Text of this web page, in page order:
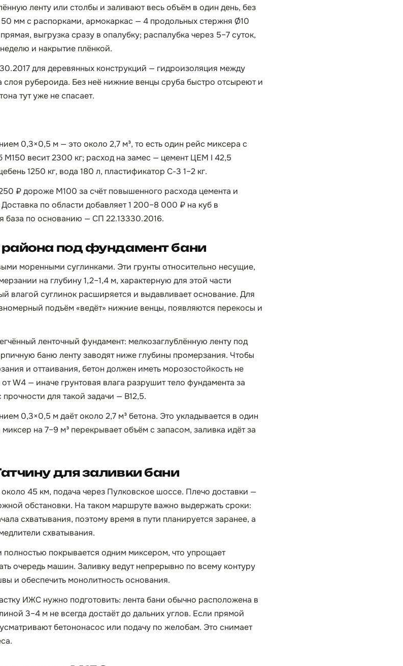
ленту или столбы и заливают весь объём в один день, без
мм с распорками, армокаркас — 4 продольных стержня Ø10
выгрузка сразу в опалубку; распалубка через 5–7 суток,
и накрытие плёнкой.
для деревянных конструкций — гидроизоляция между
рубероида. Без неё нижние венцы сруба быстро отсыреют и
тут уже не спасает.
0,3×0,5 м — это около 2,7 м³, то есть один рейс миксера с
М150 весит 2300 кг; расход на замес — цемент ЦЕМ I 42,5
1250 кг, вода 180 л, пластификатор С-3 1–2 кг.
₽ дороже М100 за счёт повышенного расхода цемента и
по области добавляет 1 200–8 000 ₽ на куб в
база по основанию — СП 22.13330.2016.
района под фундамент бани
моренными суглинками. Эти грунты относительно несущие,
на глубину 1,2–1,4 м, характерную для этой части
влагой суглинок расширяется и выдавливает основание. Для
подъём «ведёт» нижние венцы, появляются перекосы и
ленточный фундамент: мелкозаглублённую ленту под
баню ленту заводят ниже глубины промерзания. Чтобы
и оттаивания, бетон должен иметь морозостойкость не
W4 — иначе грунтовая влага разрушит тело фундамента за
для такой задачи — B12,5.
0,3×0,5 м даёт около 2,7 м³ бетона. Это укладывается в один
на 7–9 м³ перекрывает объём с запасом, заливка идёт за
для заливки бани
45 км, подача через Пулковское шоссе. Плечо доставки —
обстановки. На таком маршруте важно выдержать сроки:
схватывания, поэтому время в пути планируется заранее, а
схватывания.
покрывается одним миксером, что упрощает
очередь машин. Заливку ведут непрерывно по всему контуру
и обеспечить монолитность основания.
ИЖС нужно подготовить: лента бани обычно расположена в
3–4 м не всегда достаёт до дальних углов. Если прямой
бетононасос или подачу по желобам. Это снимает